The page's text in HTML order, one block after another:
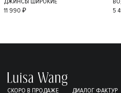
36
11 990 ₽
5
СКОРО В ПРОДАЖЕ ДИАЛОГ ФАКТУР